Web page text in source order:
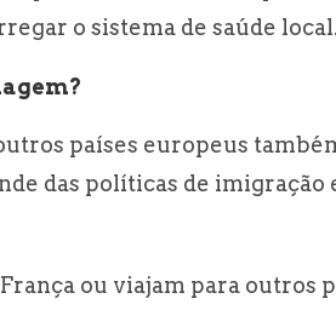
o sistema de saúde local.
países europeus
das políticas de imigração
ou viajam para outros